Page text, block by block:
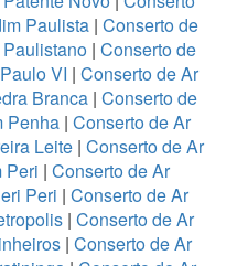
Paulista| Conserto de
| Conserto de
VI | Conserto de Ar
Branca| Conserto de
Penha | Conserto de Ar
Leite | Conserto de Ar
Peri | Conserto de Ar
Peri | Conserto de Ar
| Conserto de Ar
| Conserto de Ar